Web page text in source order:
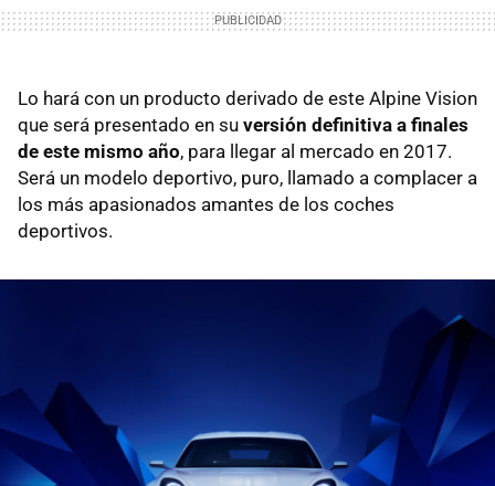
Lo hará con un producto derivado de este Alpine Vision
que será presentado en su versión definitiva a finales
de este mismo año, para llegar al mercado en 2017.
Será un modelo deportivo, puro, llamado a complacer a
los más apasionados amantes de los coches
deportivos.